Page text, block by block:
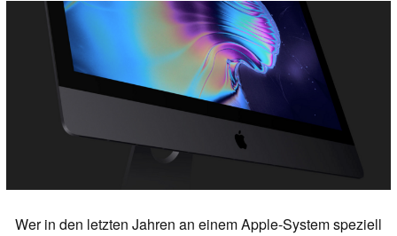
Wer in den letzten Jahren an einem Apple-System speziell